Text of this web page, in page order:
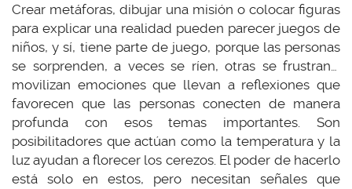
Crear metáforas, dibujar una misión o colocar figuras
para explicar una realidad pueden parecer juegos de
niños, y sí, tiene parte de juego, porque las personas
se sorprenden, a veces se ríen, otras se frustran…
movilizan emociones que llevan a reflexiones que
favorecen que las personas conecten de manera
profunda con esos temas importantes. Son
posibilitadores que actúan como la temperatura y la
luz ayudan a florecer los cerezos. El poder de hacerlo
está solo en estos, pero necesitan señales que